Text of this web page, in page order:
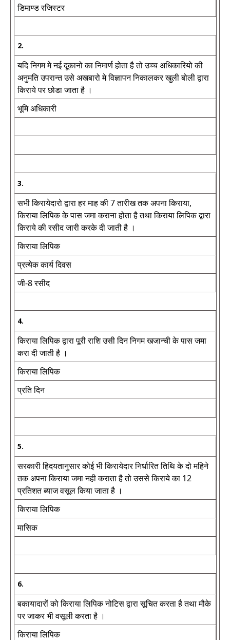
डिमाण्ड रजिस्टर
2.
यदि निगम मे नई दूकानो का निमार्ण होता है तो उच्च अधिकारियो की
अनुमति उपरान्त उसे अखबारो मे विज्ञापन निकालकर खुली बोली द्वारा
किराये पर छोडा जाता है ।
भूमि अधिकारी
3.
सभी किरायेदारो द्वारा हर माह की 7 तारीख तक अपना किराया,
किराया लिपिक के पास जमा कराना होता है तथा किराया लिपिक द्वारा
किराये की रसीद जारी करके दी जाती है ।
किराया लिपिक
प्रत्येक कार्य दिवस
जी-8 रसीद
4.
किराया लिपिक द्वारा पूरी राशि उसी दिन निगम खजान्ची के पास जमा
करा दी जाती है ।
किराया लिपिक
प्रति दिन
5.
सरकारी हिदयतानुसार कोई भी किरायेदार निर्धारित तिथि के दो महिने
तक अपना किराया जमा नही कराता है तो उससे किराये का 12
प्रतिशत ब्याज वसूल किया जाता है ।
किराया लिपिक
मासिक
6.
बकायादारों को किराया लिपिक नोटिस द्वारा सूचित करता है तथा मौके
पर जाकर भी वसूली करता है ।
किराया लिपिक